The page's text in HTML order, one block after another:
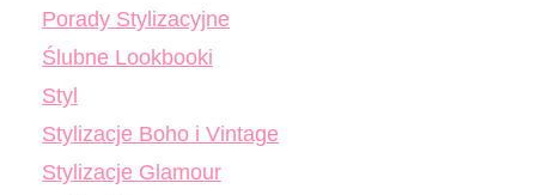
Porady Stylizacyjne
Ślubne Lookbooki
Styl
Stylizacje Boho i Vintage
Stylizacje Glamour